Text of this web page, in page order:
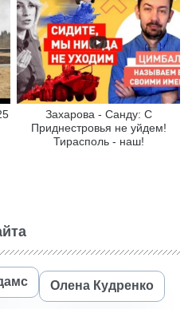
Захарова - Санду: С
Приднестровья не уйдем!
Тирасполь - наш!
Олена Кудренко